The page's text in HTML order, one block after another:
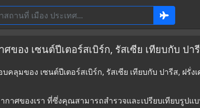
ของ เซนต์ปีเตอร์สเบิร์ก, รัสเซีย เทียบกับ ปา
ลุมของ เซนต์ปีเตอร์สเบิร์ก, รัสเซีย เทียบกับ ปารีส, ฝรั่ง
กาศของเรา ที่ซึ่งคุณสามารถสำรวจและเปรียบเทียบรูปแ